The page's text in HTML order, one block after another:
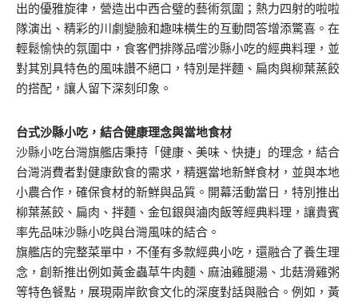
出的優雅旋律，營造出中西合璧的藝術氛圍；熱力四射的啦啦
隊演出、精彩的川劇變臉和趣味橫生的互動問答增添驚喜。在
輕鬆愉快的氛圍中，食客們排隊品嚐沙縣小吃的經典料理，並
對其別具特色的風味讚不絕口，特別是拌麵、扁肉與柳葉蒸餃
的搭配，讓人留下深刻印象。
台式沙縣小吃，結合健康理念與當地食材
沙縣小吃台灣旗艦店秉持「健康、美味、快捷」的理念，結合
台灣消費者對健康飲食的需求，精選當地新鮮食材，並與本地
小農合作，確保食材的新鮮與品質。開幕活動當日，特別推出
柳葉蒸餃、扁肉、拌麵、金包銀與滷肉飯等經典料理，讓貴賓
率先品味沙縣小吃與台灣風味的結合。
旗艦店的完整菜單中，不僅有多款經典小吃，還融合了養生理
念，創新推出例如黃金蟲草牛肉麵、麻油雞腿湯、北菇滑雞粥
等特色餐點，展現兩岸飲食文化的深度對話與融合。例如，黃